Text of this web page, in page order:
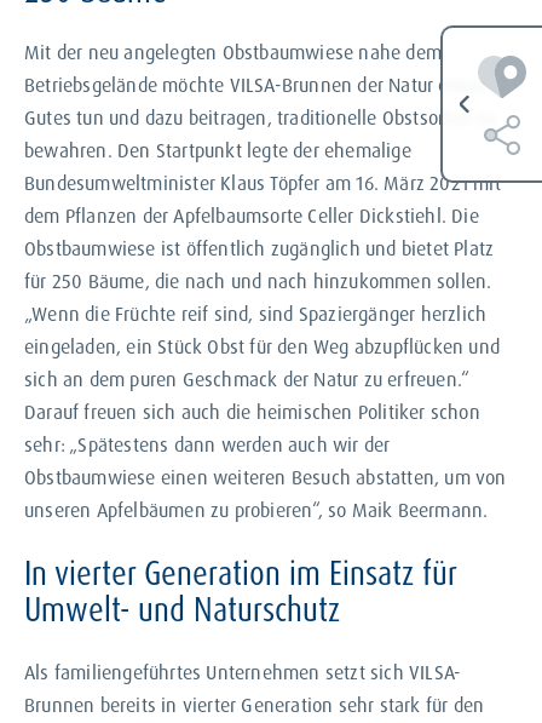
Mit der neu angelegten Obstbaumwiese nahe dem
Betriebsgelände möchte VILSA-Brunnender Natur etwas
Gutes tun und dazu beitragen, traditionelle Obstsorten zu
bewahren. Den Startpunkt legte derehemalige
Bundesumweltminister Klaus Töpfer am 16. März 2021 mit
dem Pflanzen der Apfelbaumsorte Celler Dickstiehl. Die
Obstbaumwiese ist öffentlich zugänglich und bietet Platz
für 250 Bäume, die nach und nach hinzukommen sollen.
„Wenn die Früchte reif sind, sind Spaziergänger herzlich
eingeladen, ein Stück Obst für den Weg abzupflücken und
sich an dem puren Geschmack der Natur zu erfreuen.“
Darauf freuen sich auch die heimischen Politiker schon
sehr: „Spätestens dann werden auch wir der
Obstbaumwiese einen weiteren Besuch abstatten, um von
unseren Apfelbäumen zu probieren“, so Maik Beermann.
In vierter Generation im Einsatz für
Umwelt- und Naturschutz
Als familiengeführtes Unternehmen setzt sich VILSA-
Brunnen bereits in vierter Generation sehr stark für den